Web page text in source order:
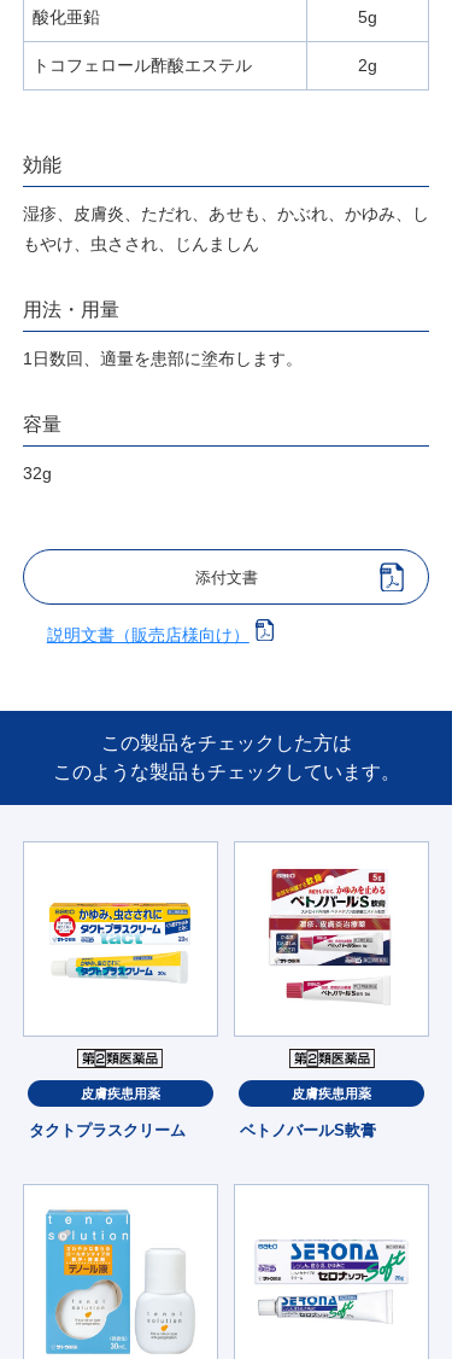
酸化亜鉛 5g
トコフェロール酢酸エステル 2g
効能
湿疹、皮膚炎、ただれ、あせも、かぶれ、かゆみ、し
もやけ、虫さされ、じんましん
用法・用量
1日数回、適量を患部に塗布します。
容量
32g
添付文書
説明文書（販売店様向け）
この製品をチェックした方は
このような製品もチェックしています。
皮膚疾患用薬
タクトプラスクリーム
皮膚疾患用薬
ベトノバールS軟膏